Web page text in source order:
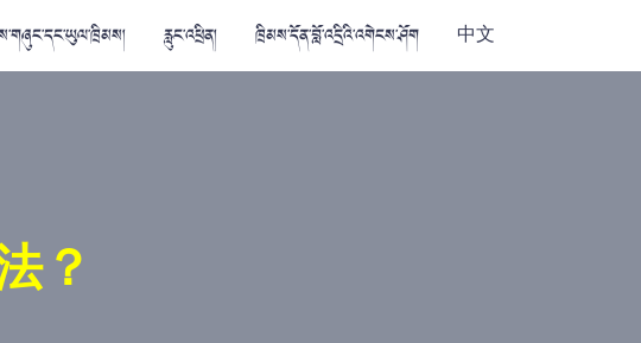
རླུང་འཕྲིན། ཁྲིམས་དོན་བློ་འདྲིའི་འགེངས་ཤོག 中文
？